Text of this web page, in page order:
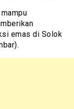
emas di Solok